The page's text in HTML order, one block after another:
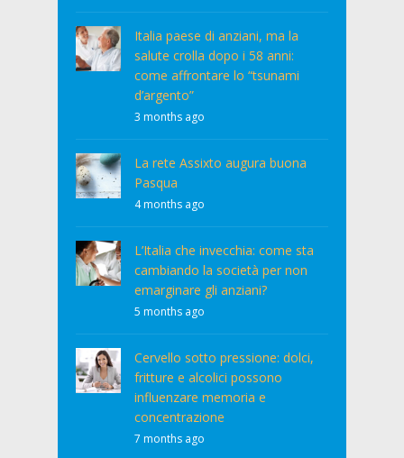
Italia paese di anziani, ma la
salute crolla dopo i 58 anni:
come affrontare lo “tsunami
d’argento”
3 months ago
La rete Assixto augura buona
Pasqua
4 months ago
L’Italia che invecchia: come sta
cambiando la società per non
emarginare gli anziani?
5 months ago
Cervello sotto pressione: dolci,
fritture e alcolici possono
influenzare memoria e
concentrazione
7 months ago